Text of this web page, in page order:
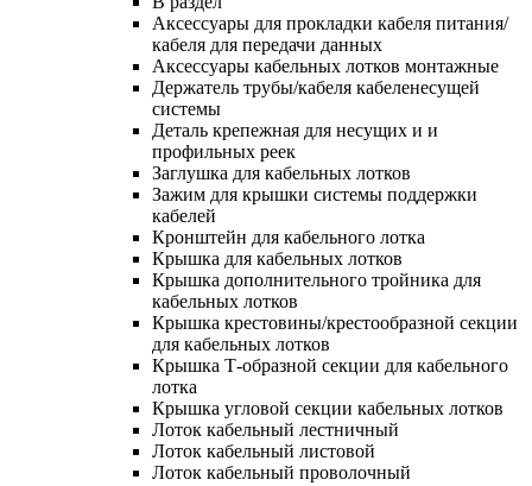
Аксессуары для прокладки кабеля питания/
кабеля для передачи данных
Аксессуары кабельных лотков монтажные
Держатель трубы/кабеля кабеленесущей
системы
Деталь крепежная для несущих и и
профильных реек
Заглушка для кабельных лотков
Зажим для крышки системы поддержки
кабелей
Кронштейн для кабельного лотка
Крышка для кабельных лотков
Крышка дополнительного тройника для
кабельных лотков
Крышка крестовины/крестообразной секции
для кабельных лотков
Крышка Т-образной секции для кабельного
лотка
Крышка угловой секции кабельных лотков
Лоток кабельный лестничный
Лоток кабельный листовой
Лоток кабельный проволочный